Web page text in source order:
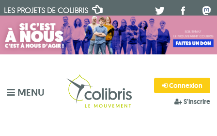
LES PROJETS DE COLIBRIS
MENU
Connexion
S'inscrire